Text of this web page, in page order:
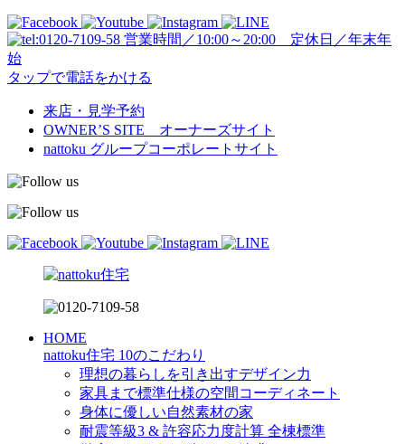
営業時間／10:00～20:00 定休日／年末年
始
タップで電話をかける
来店・見学予約
OWNER’S SITE オーナーズサイト
nattoku グループコーポレートサイト
HOME
nattoku住宅 10のこだわり
理想の暮らしを引き出すデザイン力
家具まで標準仕様の空間コーディネート
身体に優しい自然素材の家
耐震等級3 & 許容応力度計算 全棟標準